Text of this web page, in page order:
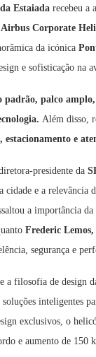
Estaiada recebeu a
Airbus Corporate
da icónica
e sofisticação na
palco
Além disso,
estacionamento e
diretora-presidente da
cidade e a
a importância
Frederic
segurança e
a filosofia de design
inteligentes
exclusivos, o
e aumento de 150